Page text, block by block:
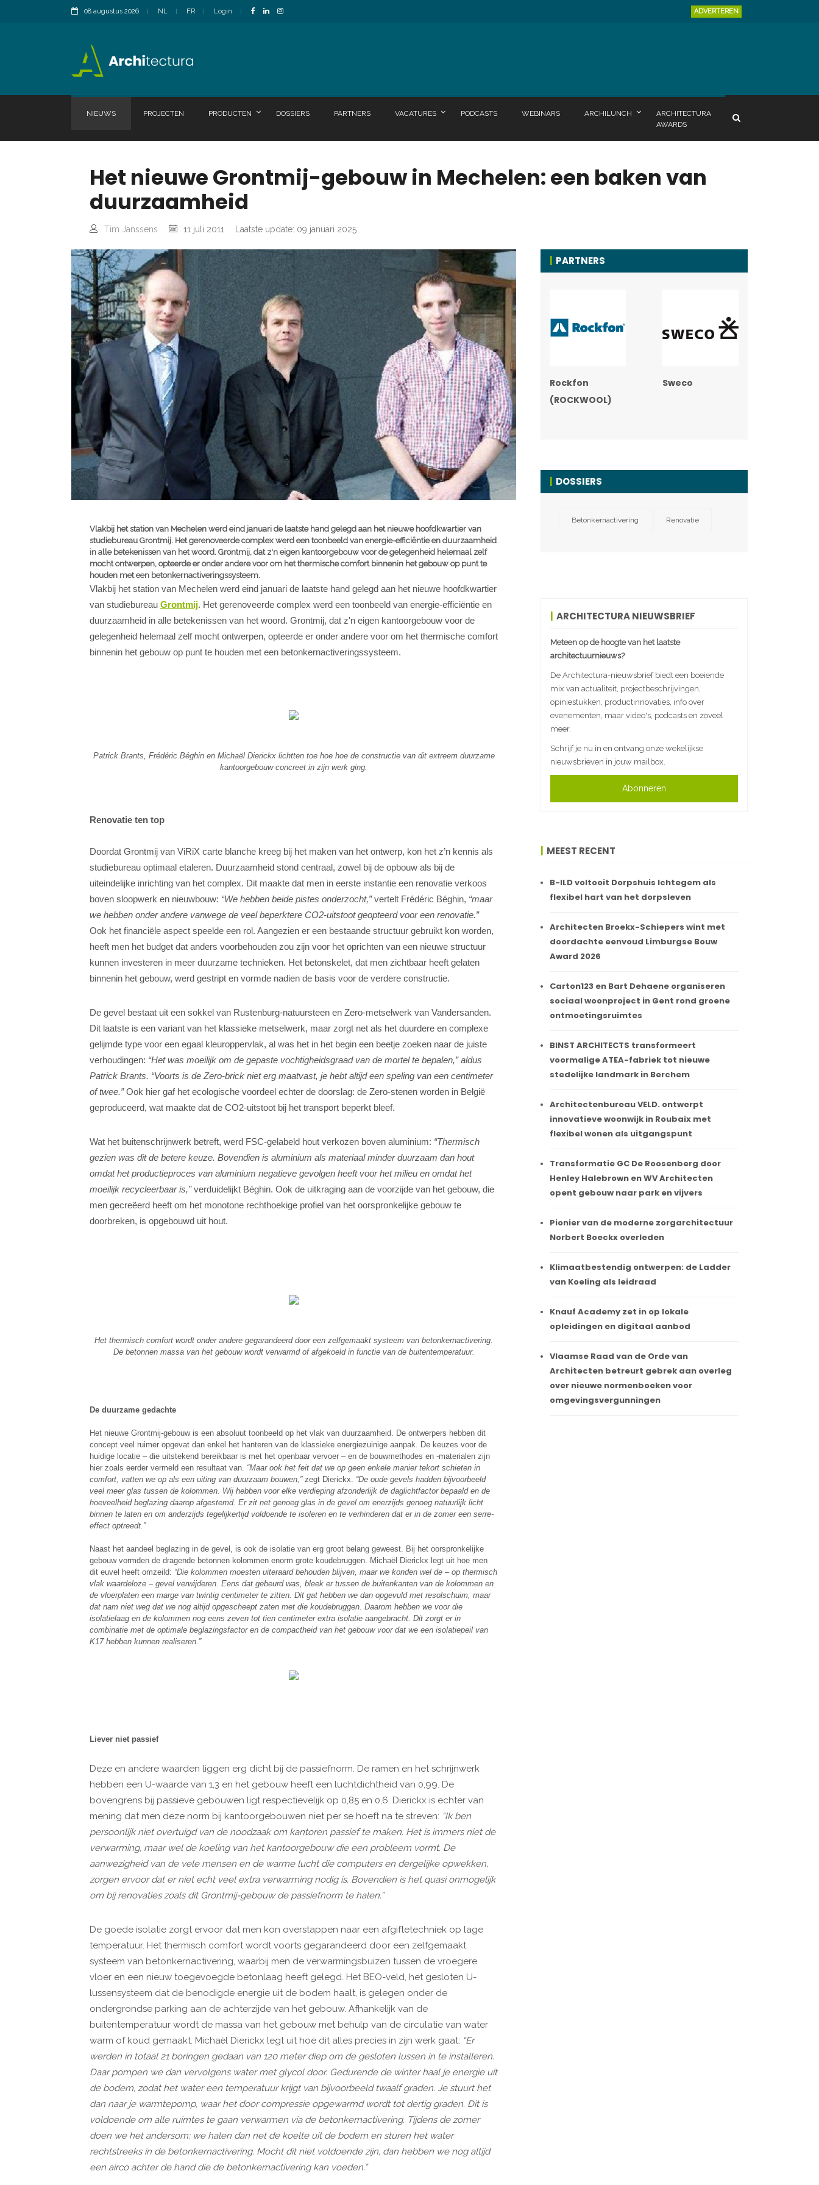
08 augustus 2026 NL FR Login ADVERTEREN
NIEUWS PROJECTEN PRODUCTEN DOSSIERS PARTNERS VACATURES PODCASTS WEBINARS ARCHILUNCH
ARCHITECTURA
AWARDS
Het nieuwe Grontmij-gebouw in Mechelen: een baken van
duurzaamheid
Tim Janssens 11 juli 2011 Laatste update: 09 januari 2025
Vlakbij het station van Mechelen werd eind januari de laatste hand gelegd aan het nieuwe hoofdkwartier van
studiebureau Grontmij. Het gerenoveerde complex werd een toonbeeld van energie-efficiëntie en duurzaamheid
in alle betekenissen van het woord. Grontmij, dat z'n eigen kantoorgebouw voor de gelegenheid helemaal zelf
mocht ontwerpen, opteerde er onder andere voor om het thermische comfort binnenin het gebouw op punt te
houden met een betonkernactiveringssysteem.
Vlakbij het station van Mechelen werd eind januari de laatste hand gelegd aan het nieuwe hoofdkwartier
van studiebureau Grontmij. Het gerenoveerde complex werd een toonbeeld van energie-efficiëntie en
duurzaamheid in alle betekenissen van het woord. Grontmij, dat z'n eigen kantoorgebouw voor de
gelegenheid helemaal zelf mocht ontwerpen, opteerde er onder andere voor om het thermische comfort
binnenin het gebouw op punt te houden met een betonkernactiveringssysteem.
Patrick Brants, Frédéric Béghin en Michaël Dierickx lichtten toe hoe hoe de constructie van dit extreem duurzame
kantoorgebouw concreet in zijn werk ging.
Renovatie ten top
Doordat Grontmij van ViRiX carte blanche kreeg bij het maken van het ontwerp, kon het z’n kennis als
studiebureau optimaal etaleren. Duurzaamheid stond centraal, zowel bij de opbouw als bij de
uiteindelijke inrichting van het complex. Dit maakte dat men in eerste instantie een renovatie verkoos
boven sloopwerk en nieuwbouw: “We hebben beide pistes onderzocht,”vertelt Frédéric Béghin, “maar
we hebben onder andere vanwege de veel beperktere CO2-uitstoot geopteerd voor een renovatie.”
Ook het financiële aspect speelde een rol. Aangezien er een bestaande structuur gebruikt kon worden,
heeft men het budget dat anders voorbehouden zou zijn voor het oprichten van een nieuwe structuur
kunnen investeren in meer duurzame technieken. Het betonskelet, dat men zichtbaar heeft gelaten
binnenin het gebouw, werd gestript en vormde nadien de basis voor de verdere constructie.
De gevel bestaat uit een sokkel van Rustenburg-natuursteen en Zero-metselwerk van Vandersanden.
Dit laatste is een variant van het klassieke metselwerk, maar zorgt net als het duurdere en complexe
gelijmde type voor een egaal kleuroppervlak, al was het in het begin een beetje zoeken naar de juiste
verhoudingen: “Het was moeilijk om de gepaste vochtigheidsgraad van de mortel te bepalen,” aldus
Patrick Brants. “Voorts is de Zero-brick niet erg maatvast, je hebt altijd een speling van een centimeter
of twee.”Ook hier gaf het ecologische voordeel echter de doorslag: de Zero-stenen worden in België
geproduceerd, wat maakte dat de CO2-uitstoot bij het transport beperkt bleef.
Wat het buitenschrijnwerk betreft, werd FSC-gelabeld hout verkozen boven aluminium: “Thermisch
gezien was dit de betere keuze. Bovendien is aluminium als materiaal minder duurzaam dan hout
omdat het productieproces van aluminium negatieve gevolgen heeft voor het milieu en omdat het
moeilijk recycleerbaar is,”verduidelijkt Béghin. Ook de uitkraging aan de voorzijde van het gebouw, die
men gecreëerd heeft om het monotone rechthoekige profiel van het oorspronkelijke gebouw te
doorbreken, is opgebouwd uit hout.
Het thermisch comfort wordt onder andere gegarandeerd door een zelfgemaakt systeem van betonkernactivering.
De betonnen massa van het gebouw wordt verwarmd of afgekoeld in functie van de buitentemperatuur.
De duurzame gedachte
Het nieuwe Grontmij-gebouw is een absoluut toonbeeld op het vlak van duurzaamheid. De ontwerpers hebben dit
concept veel ruimer opgevat dan enkel het hanteren van de klassieke energiezuinige aanpak. De keuzes voor de
huidige locatie – die uitstekend bereikbaar is met het openbaar vervoer – en de bouwmethodes en -materialen zijn
hier zoals eerder vermeld een resultaat van. “Maar ook het feit dat we op geen enkele manier tekort schieten in
comfort, vatten we op als een uiting van duurzaam bouwen,”zegt Dierickx. “De oude gevels hadden bijvoorbeeld
veel meer glas tussen de kolommen. Wij hebben voor elke verdieping afzonderlijk de daglichtfactor bepaald en de
hoeveelheid beglazing daarop afgestemd. Er zit net genoeg glas in de gevel om enerzijds genoeg natuurlijk licht
binnen te laten en om anderzijds tegelijkertijd voldoende te isoleren en te verhinderen dat er in de zomer een serre-
effect optreedt.”
Naast het aandeel beglazing in de gevel, is ook de isolatie van erg groot belang geweest. Bij het oorspronkelijke
gebouw vormden de dragende betonnen kolommen enorm grote koudebruggen. Michaël Dierickx legt uit hoe men
dit euvel heeft omzeild: “Die kolommen moesten uiteraard behouden blijven, maar we konden wel de – op thermisch
vlak waardeloze – gevel verwijderen. Eens dat gebeurd was, bleek er tussen de buitenkanten van de kolommen en
de vloerplaten een marge van twintig centimeter te zitten. Dit gat hebben we dan opgevuld met resolschuim, maar
dat nam niet weg dat we nog altijd opgescheept zaten met die koudebruggen. Daarom hebben we voor die
isolatielaag en de kolommen nog eens zeven tot tien centimeter extra isolatie aangebracht. Dit zorgt er in
combinatie met de optimale beglazingsfactor en de compactheid van het gebouw voor dat we een isolatiepeil van
K17 hebben kunnen realiseren.”
Liever niet passief
Deze en andere waarden liggen erg dicht bij de passiefnorm. De ramen en het schrijnwerk
hebben een U-waarde van 1,3 en het gebouw heeft een luchtdichtheid van 0,99. De
bovengrens bij passieve gebouwen ligt respectievelijk op 0,85 en 0,6. Dierickx is echter van
mening dat men deze norm bij kantoorgebouwen niet per se hoeft na te streven: “Ik ben
persoonlijk niet overtuigd van de noodzaak om kantoren passief te maken. Het is immers niet de
verwarming, maar wel de koeling van het kantoorgebouw die een probleem vormt. De
aanwezigheid van de vele mensen en de warme lucht die computers en dergelijke opwekken,
zorgen ervoor dat er niet echt veel extra verwarming nodig is. Bovendien is het quasi onmogelijk
om bij renovaties zoals dit Grontmij-gebouw de passiefnorm te halen.”
De goede isolatie zorgt ervoor dat men kon overstappen naar een afgiftetechniek op lage
temperatuur. Het thermisch comfort wordt voorts gegarandeerd door een zelfgemaakt
systeem van betonkernactivering, waarbij men de verwarmingsbuizen tussen de vroegere
vloer en een nieuw toegevoegde betonlaag heeft gelegd. Het BEO-veld, het gesloten U-
lussensysteem dat de benodigde energie uit de bodem haalt, is gelegen onder de
ondergrondse parking aan de achterzijde van het gebouw. Afhankelijk van de
buitentemperatuur wordt de massa van het gebouw met behulp van de circulatie van water
warm of koud gemaakt. Michaël Dierickx legt uit hoe dit alles precies in zijn werk gaat: “Er
werden in totaal 21 boringen gedaan van 120 meter diep om de gesloten lussen in te installeren.
Daar pompen we dan vervolgens water met glycol door. Gedurende de winter haal je energie uit
de bodem, zodat het water een temperatuur krijgt van bijvoorbeeld twaalf graden. Je stuurt het
dan naar je warmtepomp, waar het door compressie opgewarmd wordt tot dertig graden. Dit is
voldoende om alle ruimtes te gaan verwarmen via de betonkernactivering. Tijdens de zomer
doen we het andersom: we halen dan net de koelte uit de bodem en sturen het water
rechtstreeks in de betonkernactivering. Mocht dit niet voldoende zijn, dan hebben we nog altijd
een airco achter de hand die de betonkernactivering kan voeden.”
PARTNERS
Rockfon
(ROCKWOOL)
Sweco
DOSSIERS
Betonkernactivering Renovatie
ARCHITECTURA NIEUWSBRIEF
Meteen op de hoogte van het laatste
architectuurnieuws?
De Architectura-nieuwsbrief biedt een boeiende
mix van actualiteit, projectbeschrijvingen,
opiniestukken, productinnovaties, info over
evenementen, maar video's, podcasts en zoveel
meer.
Schrijf je nu in en ontvang onze wekelijkse
nieuwsbrieven in jouw mailbox.
Abonneren
MEEST RECENT
B-ILD voltooit Dorpshuis Ichtegem als
flexibel hart van het dorpsleven
Architecten Broekx-Schiepers wint met
doordachte eenvoud Limburgse Bouw
Award 2026
Carton123 en Bart Dehaene organiseren
sociaal woonproject in Gent rond groene
ontmoetingsruimtes
BINST ARCHITECTS transformeert
voormalige ATEA-fabriek tot nieuwe
stedelijke landmark in Berchem
Architectenbureau VELD. ontwerpt
innovatieve woonwijk in Roubaix met
flexibel wonen als uitgangspunt
Transformatie GC De Roosenberg door
Henley Halebrown en WV Architecten
opent gebouw naar park en vijvers
Pionier van de moderne zorgarchitectuur
Norbert Boeckx overleden
Klimaatbestendig ontwerpen: de Ladder
van Koeling als leidraad
Knauf Academy zet in op lokale
opleidingen en digitaal aanbod
Vlaamse Raad van de Orde van
Architecten betreurt gebrek aan overleg
over nieuwe normenboeken voor
omgevingsvergunningen